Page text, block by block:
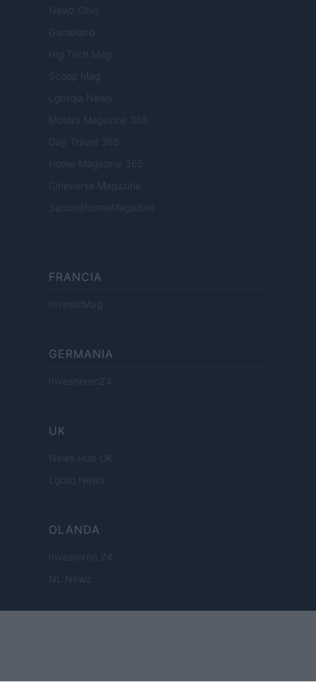
Newz Ohio
Gameland
Hig Tech Mag
Scoop Mag
Lgbtqia News
Motors Magazine 365
Day Travel 365
Home Magazine 365
Cineverse Magazine
SecondHomeMagazine
FRANCIA
InvestirMag
GERMANIA
Investieren24
UK
News Hub UK
Lgbtq News
OLANDA
Investeren 24
NL Newz